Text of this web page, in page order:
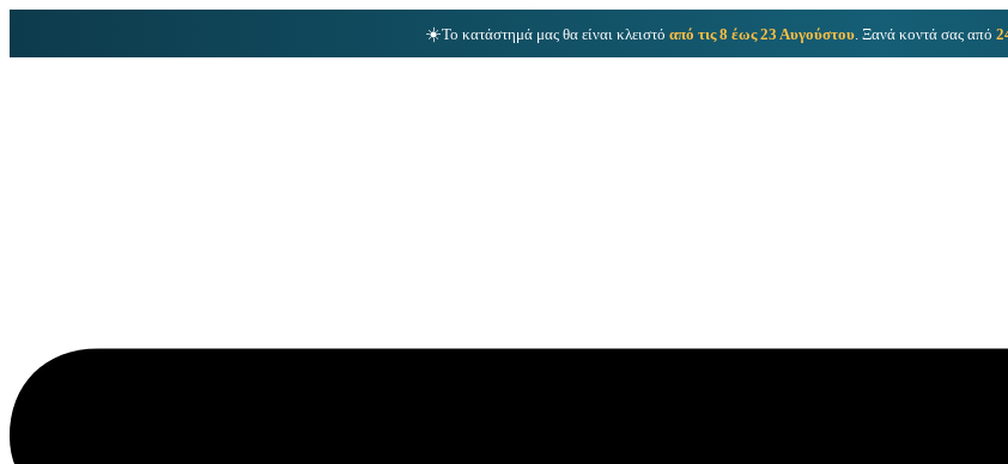
☀️Το κατάστημά μας θα είναι κλειστό από τις 8 έως 23 Αυγούστου. Ξανά κοντά σας από